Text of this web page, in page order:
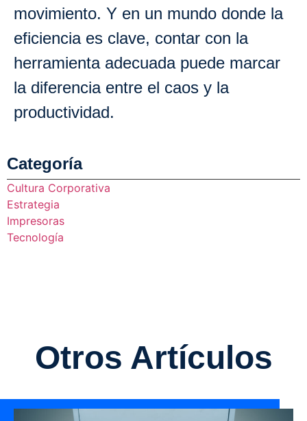
movimiento. Y en un mundo donde la
eficiencia es clave, contar con la
herramienta adecuada puede marcar
la diferencia entre el caos y la
productividad.
Categoría
Cultura Corporativa
Estrategia
Impresoras
Tecnología
Otros Artículos